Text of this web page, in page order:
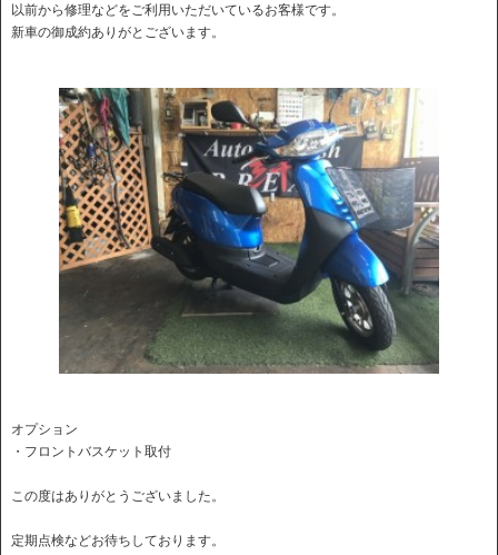
以前から修理などをご利用いただいているお客様です。
新車の御成約ありがとございます。
オプション
・フロントバスケット取付
この度はありがとうございました。
定期点検などお待ちしております。